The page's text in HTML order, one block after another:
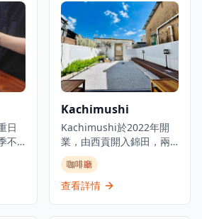
日
不
Kachimushi
Kachimushi於2022年開
業，由西貢開入錦田，兩
間店選址也非常避世，貫
徹了咖啡店悠閑的風格。
錦田分店位於錦田大街，
咖啡廳
查看詳情